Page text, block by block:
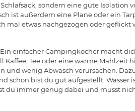
sondern eine gute Isolation
ist außerdem eine Plane oder ein
mal etwas nachgezogen oder geflickt
einfacher Campingkocher macht
Kaffee, Tee oder eine warme Mahlzeit
wenig Abwasch verursachen.
schon bist du gut aufgestellt. Wasser
du immer genug dabei und musst